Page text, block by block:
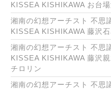
KISSEA KISHIKAWA お台
湘南の幻想アーチスト 不思
KISSEA KISHIKAWA 藤沢
湘南の幻想アーチスト 不思
KISSEA KISHIKAWA 藤沢
チロリン
湘南の幻想アーチスト 不思